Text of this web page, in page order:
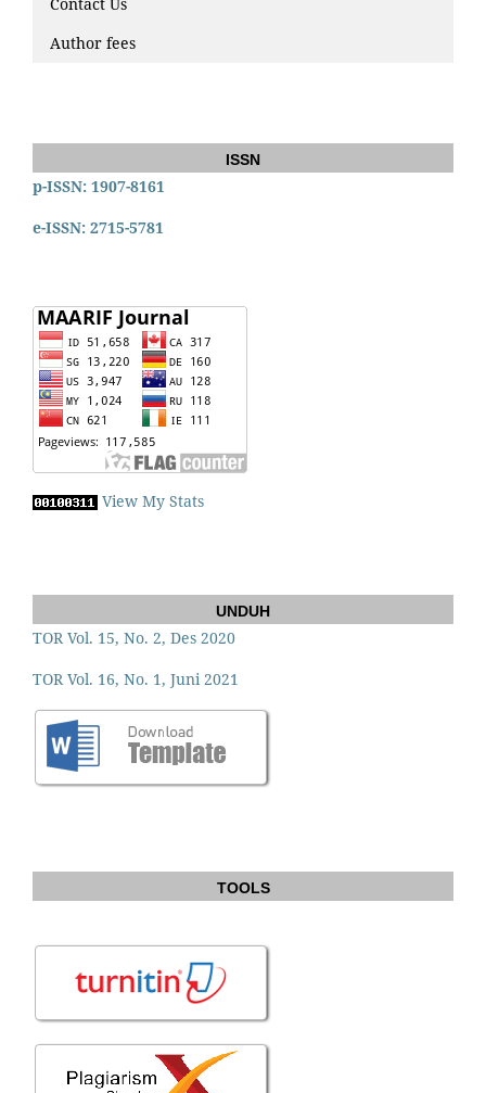
Author fees
ISSN
p-ISSN: 1907-8161
e-ISSN: 2715-5781
View My Stats
UNDUH
TOR Vol. 15, No. 2, Des 2020
TOR Vol. 16, No. 1, Juni 2021
TOOLS